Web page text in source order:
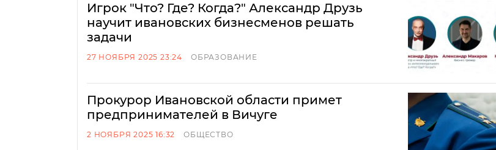
Игрок "Что? Где? Когда?" Александр Друзь
научит ивановских бизнесменов решать
задачи
27 НОЯБРЯ 2025 23:24 ОБРАЗОВАНИЕ
Прокурор Ивановской области примет
предпринимателей в Вичуге
2 НОЯБРЯ 2025 16:32 ОБЩЕСТВО